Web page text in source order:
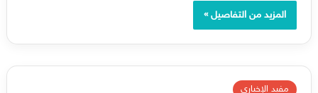
المزيد من التفاصيل »
مفيد الإخباري